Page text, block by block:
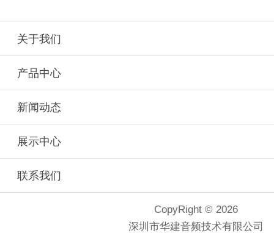
关于我们
产品中心
新闻动态
展示中心
联系我们
CopyRight © 2026
深圳市华建音频技术有限公司